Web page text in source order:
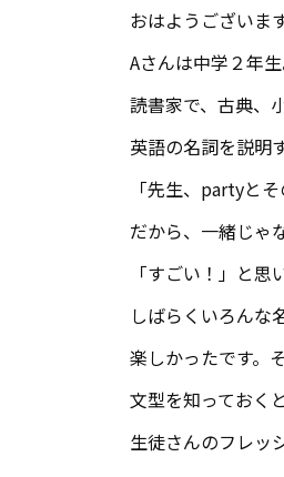
おはようございま
Aさんは中学２年生
読書家で、古典、
英語の名詞を説明
「先生、 partyと
だから、一緒じゃ
「すごい！」と思
しばらくいろんな
楽しかったです。
文型を知っておく
生徒さんのフレッ